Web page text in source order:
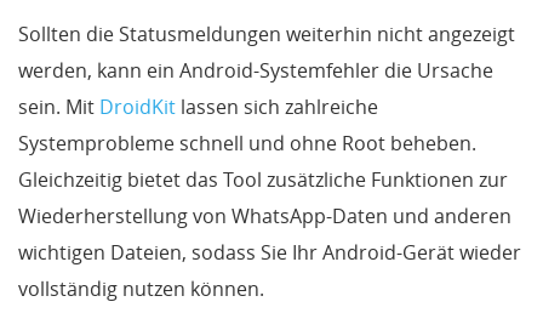
Sollten die Statusmeldungen weiterhin nicht angezeigt
werden, kann ein Android-Systemfehler die Ursache
sein. Mit DroidKit lassen sich zahlreiche
Systemprobleme schnell und ohne Root beheben.
Gleichzeitig bietet das Tool zusätzliche Funktionen zur
Wiederherstellung von WhatsApp-Daten und anderen
wichtigen Dateien, sodass Sie Ihr Android-Gerät wieder
vollständig nutzen können.